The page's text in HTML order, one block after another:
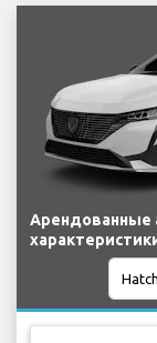
Арендованные